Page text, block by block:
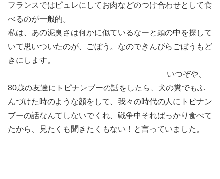
フランスではピュレにしてお肉などのつけ合わせとして食
べるのが一般的。
私は、あの泥臭さは何かに似ているなーと頭の中を探して
いて思いついたのが、ごぼう。なのできんぴらごぼうもど
きにします。
いつぞや、
80歳の友達にトピナンブーの話をしたら、犬の糞でもふ
んづけた時のような顔をして、我々の時代の人にトピナン
ブーの話なんてしないでくれ、戦争中そればっかり食べて
たから、見たくも聞きたくもない！と言っていました。